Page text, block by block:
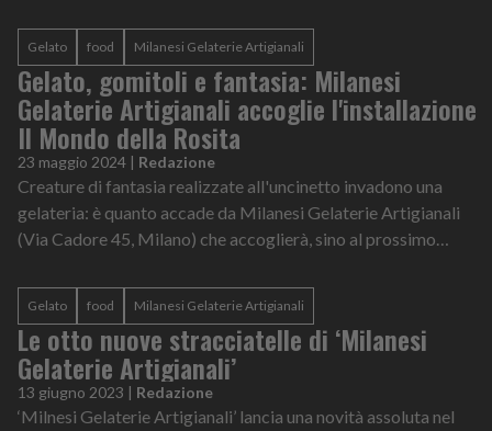
Gelato food Milanesi Gelaterie Artigianali
Gelato, gomitoli e fantasia: Milanesi
Gelaterie Artigianali accoglie l'installazione
Il Mondo della Rosita
23 maggio 2024 | Redazione
Creature di fantasia realizzate all'uncinetto invadono una
gelateria: è quanto accade da Milanesi Gelaterie Artigianali
(Via Cadore 45, Milano) che accoglierà, sino al prossimo
Gelato food Milanesi Gelaterie Artigianali
Le otto nuove stracciatelle di ‘Milanesi
Gelaterie Artigianali’
13 giugno 2023 | Redazione
‘Milnesi Gelaterie Artigianali’ lancia una novità assoluta nel